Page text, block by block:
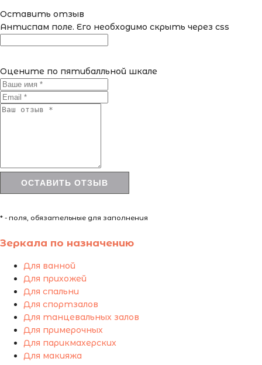
Оставить отзыв
Антиспам поле. Его необходимо скрыть через css
Оцените по пятибалльной шкале
* - поля, обязательные для заполнения
Зеркала по назначению
Для ванной
Для прихожей
Для спальни
Для спортзалов
Для танцевальных залов
Для примерочных
Для парикмахерских
Для макияжа